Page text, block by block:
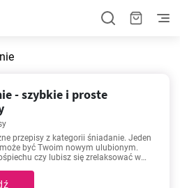
- szybkie i proste
przepisy z kategorii śniadanie. Jeden
być Twoim nowym ulubionym.
czy lubisz się zrelaksować w
Podany czas jest uśredniony. Przepisy